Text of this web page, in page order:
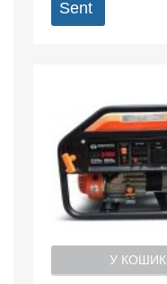
Sent
У КОШИК